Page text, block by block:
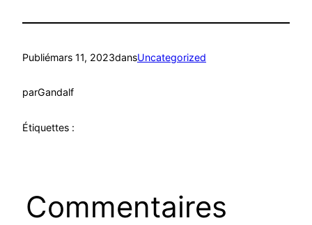
Publiémars 11, 2023dansUncategorized
parGandalf
Étiquettes :
Commentaires